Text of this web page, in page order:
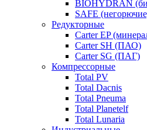
BIOHYDRAN
SAFE
Редукторные
Carter EP
Carter SH (ПАО)
Carter SG (ПАГ)
Компрессорные
Total PV
Total Dacnis
Total Pneuma
Total Planetelf
Total Lunaria